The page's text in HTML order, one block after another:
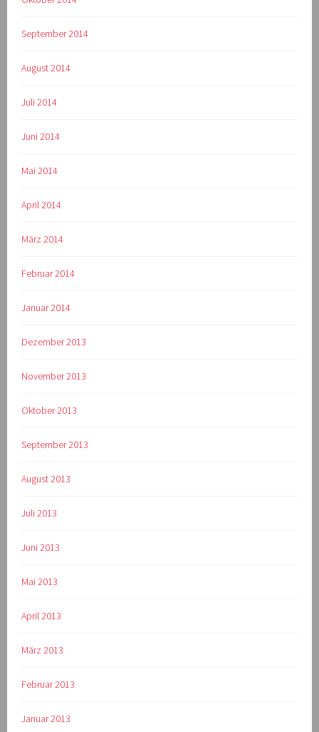
September 2014
August 2014
Juli 2014
Juni 2014
Mai 2014
April 2014
März 2014
Februar 2014
Januar 2014
Dezember 2013
November 2013
Oktober 2013
September 2013
August 2013
Juli 2013
Juni 2013
Mai 2013
April 2013
März 2013
Februar 2013
Januar 2013